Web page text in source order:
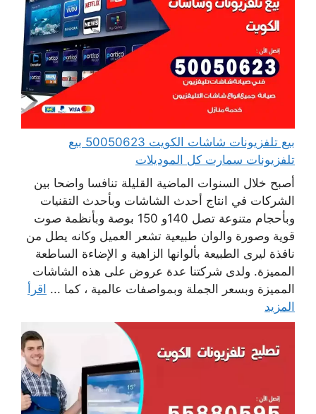
بيع تلفزيونات شاشات الكويت 50050623 بيع
تلفزيونات سمارت كل الموديلات
أصبح خلال السنوات الماضية القليلة تنافسا واضحا بين
الشركات في انتاج أحدث الشاشات وبأحدث التقنيات
وبأحجام متنوعة تصل 140و 150 بوصة وبأنظمة صوت
قوية وصورة والوان طبيعية تشعر العميل وكانه يطل من
نافذة ليرى الطبيعة بألوانها الزاهية و الإضاءة الساطعة
المميزة. ولدى شركتنا عدة عروض على هذه الشاشات
المميزة وبسعر الجملة وبمواصفات عالمية ، كما ... اقرأ
المزيد